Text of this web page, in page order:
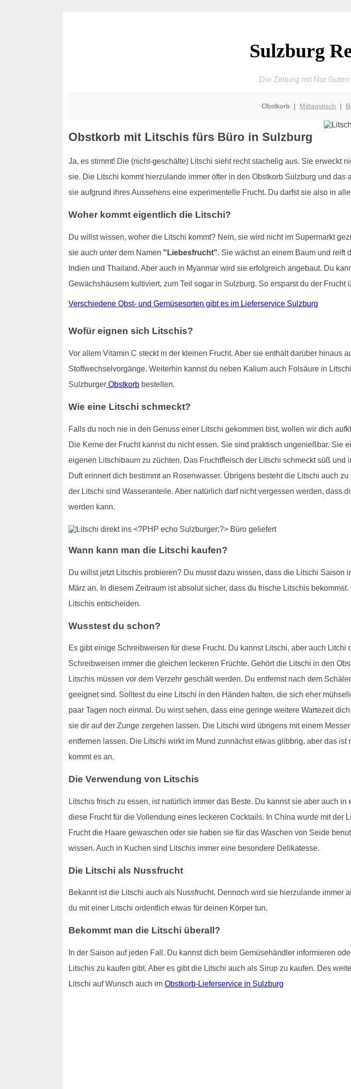
Sulzburg
Die Zeitung mit Nur
Obstkorb | Mittagstisch |
Obstkorb mit Litschis fürs Büro in Sulzburg
Ja, es stimmt! Die (nicht-geschälte) Litschi sieht recht stachelig aus. Sie erweckt
sie. Die Litschi kommt hierzulande immer öfter in den Obstkorb Sulzburg und
sie aufgrund ihres Aussehens eine experimentelle Frucht. Du darfst sie also in
Woher kommt eigentlich die Litschi?
Du willst wissen, woher die Litschi kommt? Nein, sie wird nicht im Supermarkt
sie auch unter dem Namen "Liebesfrucht". Sie wächst an einem Baum und reift
Indien und Thailand. Aber auch in Myanmar wird sie erfolgreich angebaut. Du
Gewächshäusern kultiviert, zum Teil sogar in Sulzburg. So ersparst du der Frucht
Verschiedene Obst- und Gemüsesorten gibt es im Lieferservice Sulzburg
Wofür eignen sich Litschis?
Vor allem Vitamin C steckt in der kleinen Frucht. Aber sie enthält darüber hinaus
Stoffwechselvorgänge. Weiterhin kannst du neben Kalium auch Folsäure in
SulzburgerObstkorbbestellen.
Wie eine Litschi schmeckt?
Falls du noch nie in den Genuss einer Litschi gekommen bist, wollen wir dich
Die Kerne der Frucht kannst du nicht essen. Sie sind praktisch ungenießbar. Sie
eigenen Litschibaum zu züchten. Das Fruchtfleisch der Litschi schmeckt süß
Duft erinnert dich bestimmt an Rosenwasser. Übrigens besteht die Litschi auch
der Litschi sind Wasseranteile. Aber natürlich darf nicht vergessen werden, dass
werden kann.
Wann kann man die Litschi kaufen?
Du willst jetzt Litschis probieren? Du musst dazu wissen, dass die Litschi
März an. In diesem Zeitraum ist absolut sicher, dass du frische Litschis
Litschis entscheiden.
Wusstest du schon?
Es gibt einige Schreibweisen für diese Frucht. Du kannst Litschi, aber auch
Schreibweisen immer die gleichen leckeren Früchte. Gehört die Litschi in den
Litschis müssen vor dem Verzehr geschält werden. Du entfernst nach dem
geeignet sind. Solltest du eine Litschi in den Händen halten, die sich eher
paar Tagen noch einmal. Du wirst sehen, dass eine geringe weitere Wartezeit
sie dir auf der Zunge zergehen lassen. Die Litschi wird übrigens mit einem
entfernen lassen. Die Litschi wirkt im Mund zunnächst etwas glibbrig, aber das
kommt es an.
Die Verwendung von Litschis
Litschis frisch zu essen, ist natürlich immer das Beste. Du kannst sie aber auch
diese Frucht für die Vollendung eines leckeren Cocktails. In China wurde mit der
Frucht die Haare gewaschen oder sie haben sie für das Waschen von Seide
wissen. Auch in Kuchen sind Litschis immer eine besondere Delikatesse.
Die Litschi als Nussfrucht
Bekannt ist die Litschi auch als Nussfrucht. Dennoch wird sie hierzulande immer
du mit einer Litschi ordentlich etwas für deinen Körper tun.
Bekommt man die Litschi überall?
In der Saison auf jeden Fall. Du kannst dich beim Gemüsehändler informieren
Litschis zu kaufen gibt. Aber es gibt die Litschi auch als Sirup zu kaufen. Des
Litschi auf Wunsch auch im Obstkorb-Lieferservice in Sulzburg